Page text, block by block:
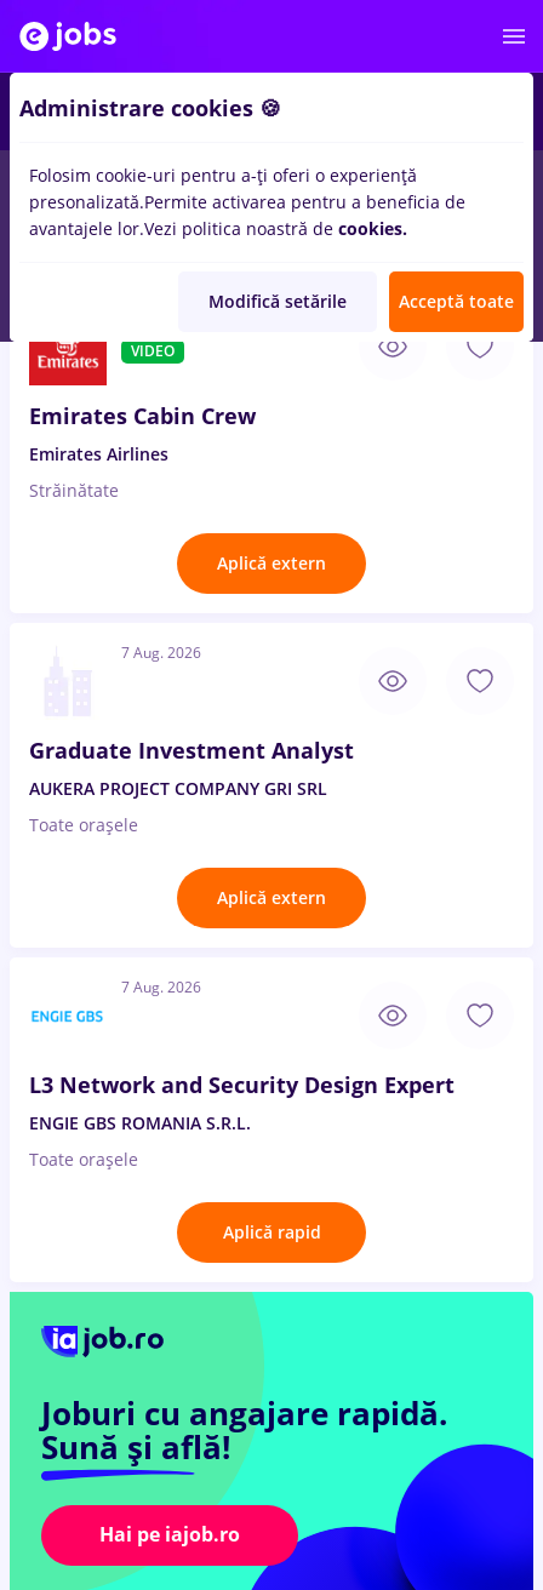
Salarii Full time Part time Fără experiență
VIDEO
Emirates Cabin Crew
Emirates Airlines
Străinătate
Aplică extern
7 Aug. 2026
Graduate Investment Analyst
AUKERA PROJECT COMPANY GRI SRL
Toate oraşele
Aplică extern
7 Aug. 2026
L3 Network and Security Design Expert
ENGIE GBS ROMANIA S.R.L.
Toate oraşele
Aplică rapid
Joburi cu angajare rapidă.
Sună și află!
Hai pe iajob.ro
Administrare cookies 🍪
Folosim cookie-uri pentru a-ți oferi o experiență
presonalizată.Permite activarea pentru a beneficia de
avantajele lor.Vezi politica noastră de cookies.
Modifică setările Acceptă toate